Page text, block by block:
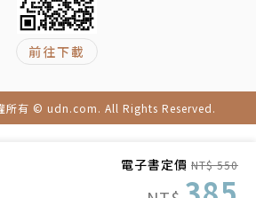
電子書定價 NT$ 550
研究大樓}──台灣鑽石級綠建築、
}──台灣黃金級綠建築、美國LEE
坊講座1000元折價券
前往下載
所有 © udn.com. All Rights Reserved.